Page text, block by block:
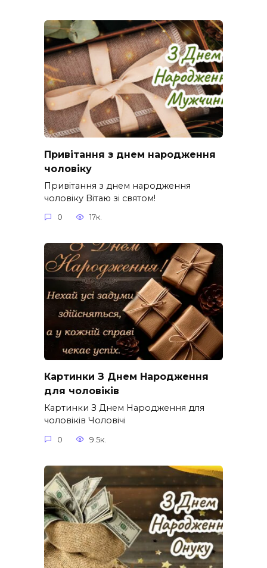
Привітання з днем народження
чоловіку
Привітання з днем народження
чоловіку Вітаю зі святом!
0 17к.
Картинки З Днем Народження
для чоловіків​
Картинки З Днем Народження для
чоловіків​ Чоловічі
0 9.5к.